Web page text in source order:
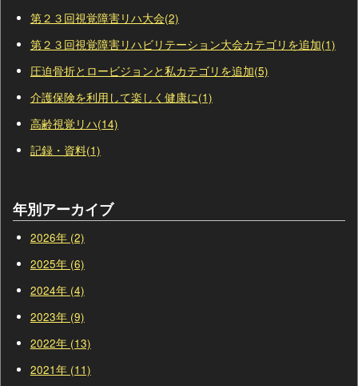
第２３回視覚障害リハ大会(2)
第２３回視覚障害リハビリテーション大会カテゴリを追加(1)
圧迫骨折とロービジョンと私カテゴリを追加(5)
介護保険を利用して楽しく健康に(1)
高齢視覚リハ(14)
記録・資料(1)
年別アーカイブ
2026年 (2)
2025年 (6)
2024年 (4)
2023年 (9)
2022年 (13)
2021年 (11)